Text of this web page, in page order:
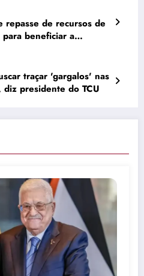
repasse de recursos de
beneficiar a
traçar 'gargalos' nas
presidente do TCU